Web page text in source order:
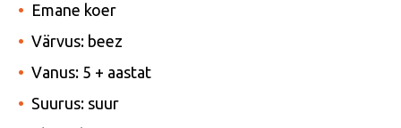
Emane koer
Värvus: beez
Vanus: 5 + aastat
Suurus: suur